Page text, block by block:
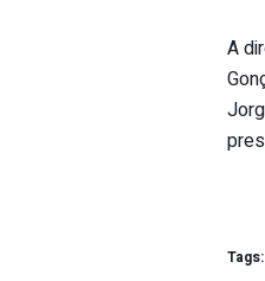
A
Tags: